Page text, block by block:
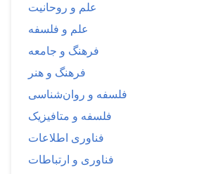
علم و روحانیت
علم و فلسفه
فرهنگ و جامعه
فرهنگ و هنر
فلسفه و روان‌شناسی
فلسفه و متافیزیک
فناوری اطلاعات
فناوری و ارتباطات